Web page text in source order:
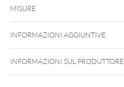
Titan Blackline
Argento Oro
MISURE
INFORMAZIONI AGGIUNTIVE
INFORMAZIONI SUL PRODUTTORE